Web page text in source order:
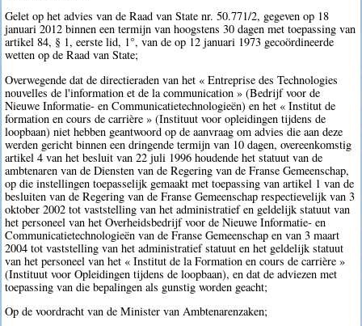
Gelet op het advies van de Raad van State nr. 50.771/2, gegeven op 18
januari 2012 binnen een termijn van hoogstens 30 dagen met toepassing van
artikel 84, § 1, eerste lid, 1°, van de op 12 januari 1973 gecoördineerde
wetten op de Raad van State;
Overwegende dat de directieraden van het « Entreprise des Technologies
nouvelles de l'information et de la communication » (Bedrijf voor de
Nieuwe Informatie- en Communicatietechnologieën) en het « Institut de
formation en cours de carrière » (Instituut voor opleidingen tijdens de
loopbaan) niet hebben geantwoord op de aanvraag om advies die aan deze
werden gericht binnen een dringende termijn van 10 dagen, overeenkomstig
artikel 4 van het besluit van 22 juli 1996 houdende het statuut van de
ambtenaren van de Diensten van de Regering van de Franse Gemeenschap,
op die instellingen toepasselijk gemaakt met toepassing van artikel 1 van de
besluiten van de Regering van de Franse Gemeenschap respectievelijk van 3
oktober 2002 tot vaststelling van het administratief en geldelijk statuut van
het personeel van het Overheidsbedrijf voor de Nieuwe Informatie- en
Communicatietechnologieën van de Franse Gemeenschap en van 3 maart
2004 tot vaststelling van het administratief statuut en het geldelijk statuut
van het personeel van het « Institut de la Formation en cours de carrière »
(Instituut voor Opleidingen tijdens de loopbaan), en dat de adviezen met
toepassing van die bepalingen als gunstig worden geacht;
Op de voordracht van de Minister van Ambtenarenzaken;